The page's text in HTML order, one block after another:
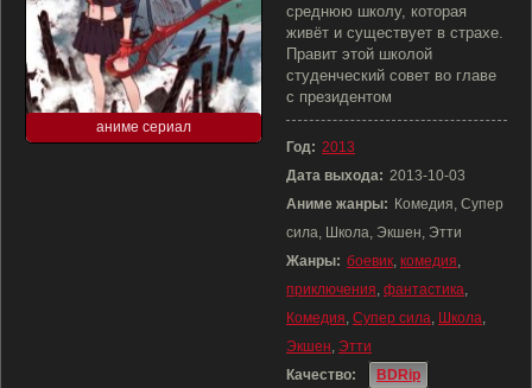
аниме сериал
среднюю школу, которая
живёт и существует в страхе.
Правит этой школой
студенческий совет во главе
с президентом
Год: 2013
Дата выхода: 2013-10-03
Аниме жанры: Комедия, Супер
сила, Школа, Экшен, Этти
Жанры: боевик, комедия,
приключения, фантастика,
Комедия, Супер сила, Школа,
Экшен, Этти
Качество:
BDRip